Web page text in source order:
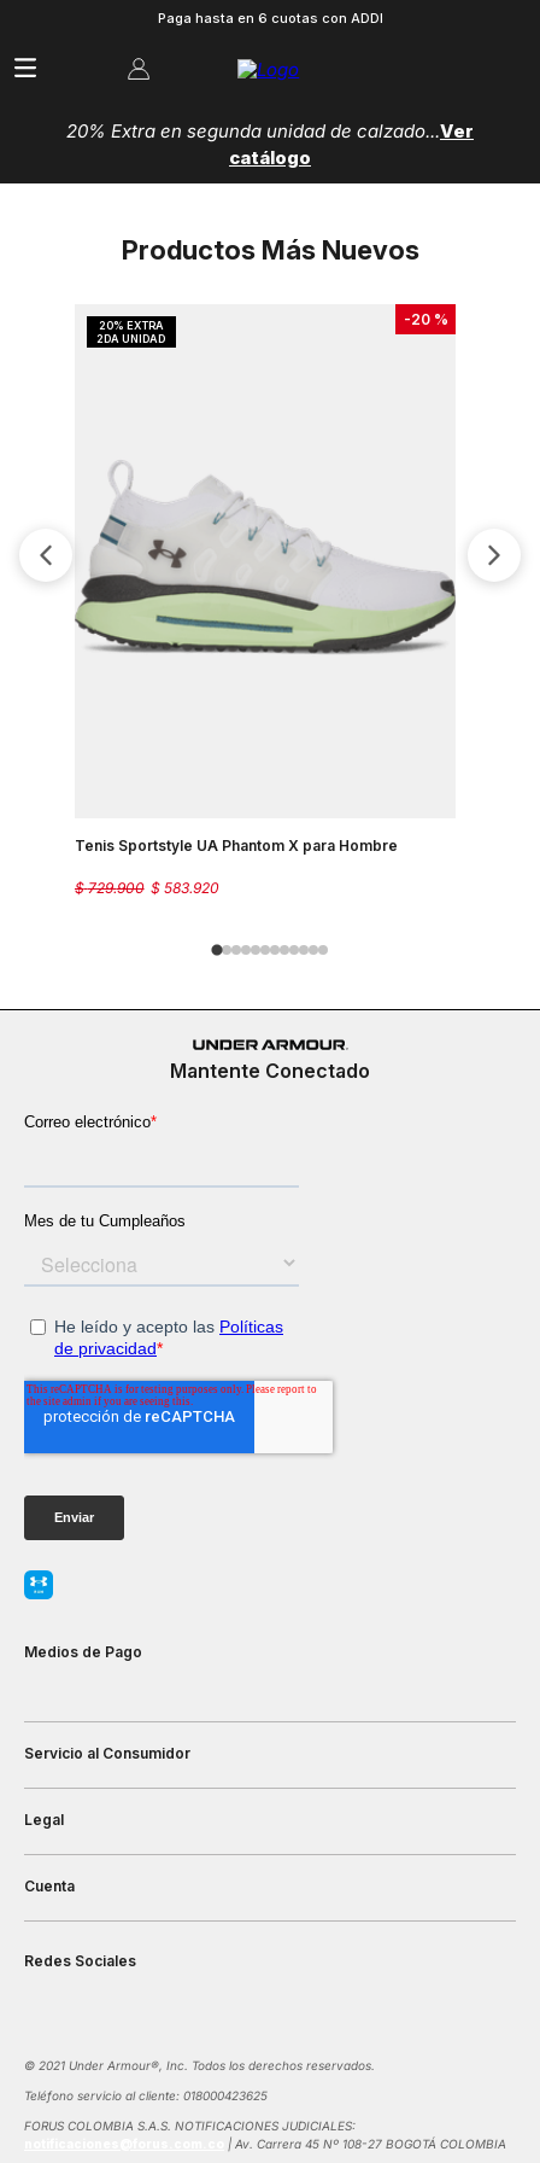
Paga hasta en 6 cuotas con ADDI
20% Extra en segunda unidad de calzado...Ver
catálogo
Productos Más Nuevos
-20 %
Tenis Sportstyle UA Phantom X para Hombre
$ 583.920
$ 729.900
Mantente Conectado
Medios de Pago
Servicio al Consumidor
Legal
Cuenta
Redes Sociales
©️ 2021 Under Armour®️, Inc. Todos los derechos reservados.
Teléfono servicio al cliente: 018000423625
FORUS COLOMBIA S.A.S. NOTIFICACIONES JUDICIALES:
| Av. Carrera 45 Nº 108-27 BOGOTÁ COLOMBIA